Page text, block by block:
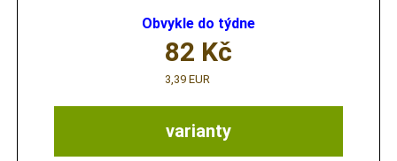
Obvykle do týdne
varianty
82 Kč
3,39 EUR